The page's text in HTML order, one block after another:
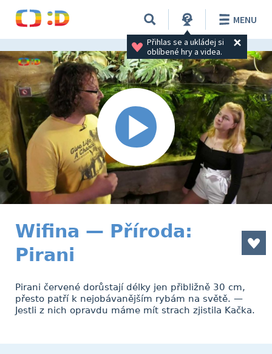
Přihlas se a ukládej si
oblíbené hry a videa.
MENU
Wifina — Příroda:
Pirani
Pirani červené dorůstají délky jen přibližně 30 cm,
přesto patří k nejobávanějším rybám na světě. —
Jestli z nich opravdu máme mít strach zjistila Kačka.